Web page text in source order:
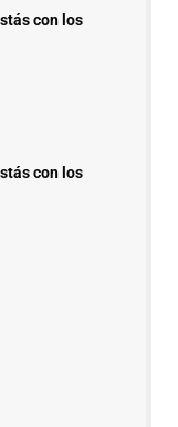
con los
con los